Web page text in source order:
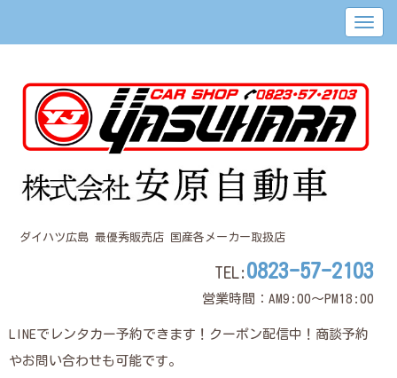
ダイハツ広島 最優秀販売店 国産各メーカー取扱店
TEL: 0823-57-2103
営業時間：AM9:00～PM18:00
LINEでレンタカー予約できます！クーポン配信中！商談予約
やお問い合わせも可能です。